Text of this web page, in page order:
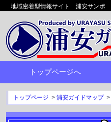
地域密着型情報サイト 浦安サンポ
トップページへ
トップページ > 浦安ガイドマップ >